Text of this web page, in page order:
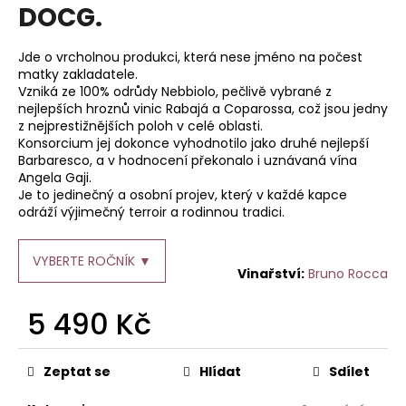
0,0
5
hvězdiček.
DOCG.
Jde o vrcholnou produkci, která nese jméno na počest
matky zakladatele.
Vzniká ze 100% odrůdy Nebbiolo, pečlivě vybrané z
nejlepších hroznů vinic Rabajá a Coparossa, což jsou jedny
z nejprestižnějších poloh v celé oblasti.
Konsorcium jej dokonce vyhodnotilo jako druhé nejlepší
Barbaresco, a v hodnocení překonalo i uznávaná vína
Angela Gaji.
Je to jedinečný a osobní projev, který v každé kapce
odráží výjimečný terroir a rodinnou tradici.
VYBERTE ROČNÍK ▼
Bruno Rocca
5 490 Kč
Měrná
cena:Zeptat se Hlídat Sdílet
a
j
í
t
?
HLEDAT
D
p
o